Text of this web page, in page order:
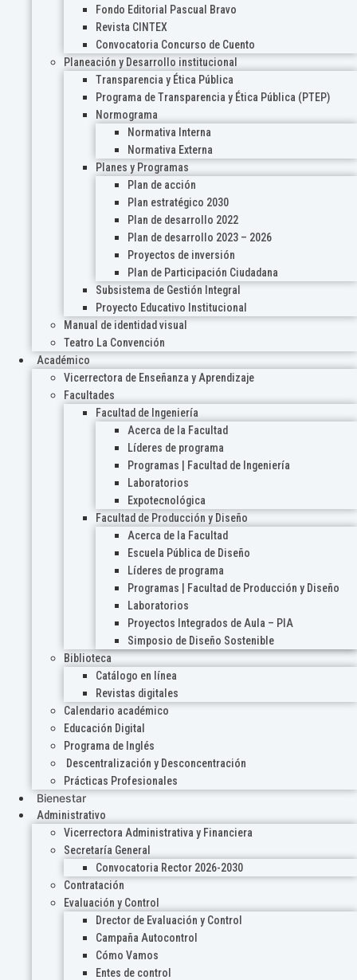
Fondo Editorial Pascual Bravo
Revista CINTEX
Convocatoria Concurso de Cuento
Planeación y Desarrollo institucional
Transparencia y Ética Pública
Programa de Transparencia y Ética Pública (PTEP)
Normograma
Normativa Interna
Normativa Externa
Planes y Programas
Plan de acción
Plan estratégico 2030
Plan de desarrollo 2022
Plan de desarrollo 2023 – 2026
Proyectos de inversión
Plan de Participación Ciudadana
Subsistema de Gestión Integral
Proyecto Educativo Institucional
Manual de identidad visual
Teatro La Convención
Académico
Vicerrectora de Enseñanza y Aprendizaje
Facultades
Facultad de Ingeniería
Acerca de la Facultad
Líderes de programa
Programas | Facultad de Ingeniería
Laboratorios
Expotecnológica
Facultad de Producción y Diseño
Acerca de la Facultad
Escuela Pública de Diseño
Líderes de programa
Programas | Facultad de Producción y Diseño
Laboratorios
Proyectos Integrados de Aula – PIA
Simposio de Diseño Sostenible
Biblioteca
Catálogo en línea
Revistas digitales
Calendario académico
Educación Digital
Programa de Inglés
Descentralización y Desconcentración
Prácticas Profesionales
Bienestar
Administrativo
Vicerrectora Administrativa y Financiera
Secretaría General
Convocatoria Rector 2026-2030
Contratación
Evaluación y Control
Drector de Evaluación y Control
Campaña Autocontrol
Cómo Vamos
Entes de control